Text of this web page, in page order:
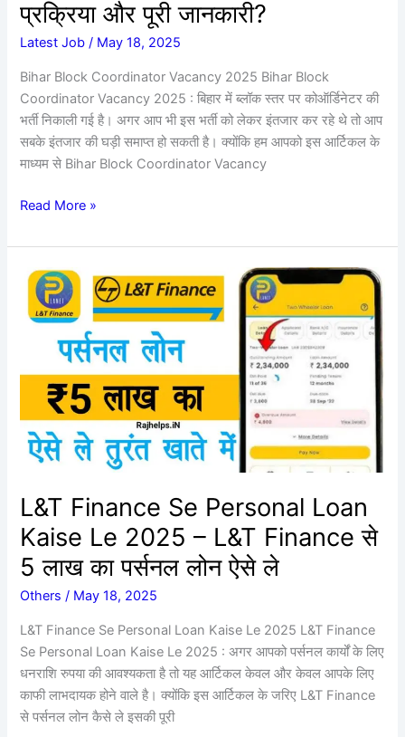
प्रक्रिया और पूरी जानकारी?
Latest Job / May 18, 2025
Bihar Block Coordinator Vacancy 2025 Bihar Block
Coordinator Vacancy 2025 : बिहार में ब्लॉक स्तर पर कोऑर्डिनेटर की
भर्ती निकाली गई है। अगर आप भी इस भर्ती को लेकर इंतजार कर रहे थे तो आप
सबके इंतजार की घड़ी समाप्त हो सकती है। क्योंकि हम आपको इस आर्टिकल के
माध्यम से Bihar Block Coordinator Vacancy
पूरी
जानकारी?
Read More »
L&T Finance Se Personal Loan
Kaise Le 2025 – L&T Finance से
5 लाख का पर्सनल लोन ऐसे ले
Others / May 18, 2025
L&T Finance Se Personal Loan Kaise Le 2025 L&T Finance
Se Personal Loan Kaise Le 2025 : अगर आपको पर्सनल कार्यों के लिए
धनराशि रुपया की आवश्यकता है तो यह आर्टिकल केवल और केवल आपके लिए
काफी लाभदायक होने वाले है। क्योंकि इस आर्टिकल के जरिए L&T Finance
से पर्सनल लोन कैसे ले इसकी पूरी
L&T
Finance
Se
Personal
Kaise
2025
Finance
से
5
लाख
का
पर्सनल
लोन
ऐसे
ले